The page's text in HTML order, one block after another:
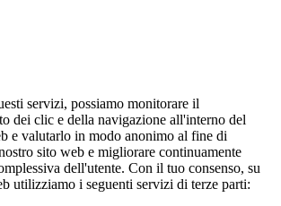
servizi, possiamo monitorare il
dei clic e della navigazione all'interno del
e valutarlo in modo anonimo al fine di
sito web e migliorare continuamente
dell'utente. Con il tuo consenso, su
utilizziamo i seguenti servizi di terze parti: